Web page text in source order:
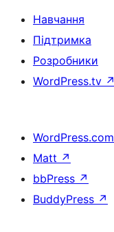
Навчання
Підтримка
Розробники
WordPress.tv ↗
WordPress.com
Matt ↗
bbPress ↗
BuddyPress ↗